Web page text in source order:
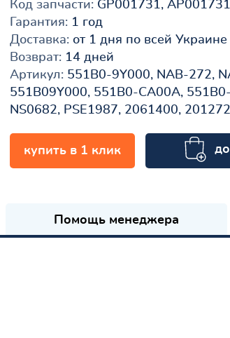
Код запчасти: GP001731, AP001731
Гарантия: 1 год
Доставка: от 1 дня по всей Украине
Возврат: 14 дней
Артикул: 551B0-9Y000, NAB-272,
551B09Y000, 551B0-CA00A,
NS0682, PSE1987, 2061400,
купить в 1 клик
Помощь менеджера